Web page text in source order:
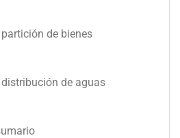
de bienes
de aguas